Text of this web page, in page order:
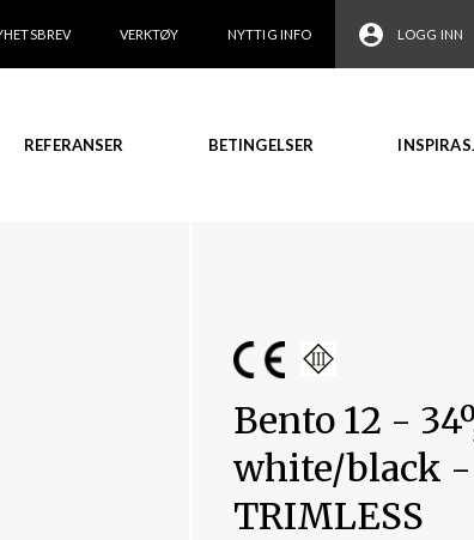
VERKTØY NYTTIG INFO LOGG INN
REFERANSER BETINGELSER
Bento 12 -
white/black
TRIMLESS